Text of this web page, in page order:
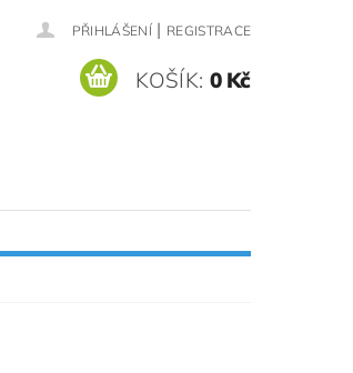
PŘIHLÁŠENÍ | REGISTRACE
KOŠÍK: 0 Kč